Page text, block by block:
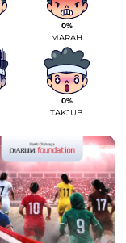
0%
MARAH
0%
TAKJUB